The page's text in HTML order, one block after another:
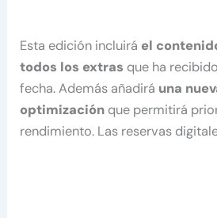
Esta edición incluirá el
todos los extras que ha
fecha. Además añadirá una
optimización que permitirá
rendimiento. Las reservas